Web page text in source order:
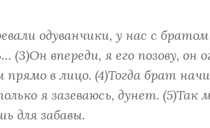
одуванчики, у нас с
(3)Он впереди, я его позову, он
прямо в лицо. (4)Тогда брат
я зазеваюсь, дунет.
для забавы.